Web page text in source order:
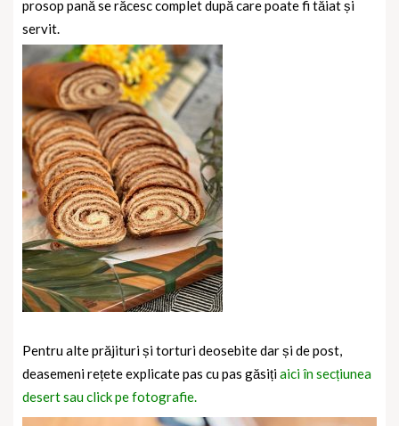
prosop pană se răcesc complet după care poate fi tăiat și
servit.
Pentru alte prăjituri și torturi deosebite dar și de post,
deasemeni rețete explicate pas cu pas găsițiaici în secțiunea
desert sau click pe fotografie.